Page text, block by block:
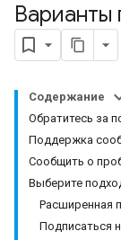
Варианты
Содержание
Обратитесь за
Поддержка
Сообщить о
Выберите
Расширенная
Подписаться